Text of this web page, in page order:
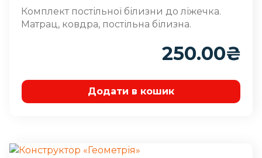
Комплект постільної білизни до ліжечка.
Матрац, ковдра, постільна білизна.
250.00₴
Додати в кошик